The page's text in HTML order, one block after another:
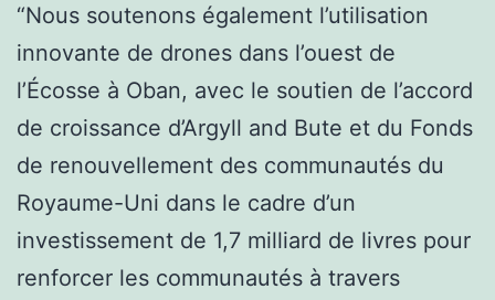
“Nous soutenons également l’utilisation
innovante de drones dans l’ouest de
l’Écosse à Oban, avec le soutien de l’accord
de croissance d’Argyll and Bute et du Fonds
de renouvellement des communautés du
Royaume-Uni dans le cadre d’un
investissement de 1,7 milliard de livres pour
renforcer les communautés à travers